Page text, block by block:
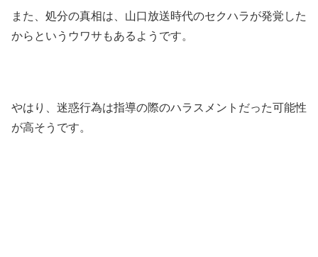
また、処分の真相は、山口放送時代のセクハラが発覚した
からというウワサもあるようです。
やはり、迷惑行為は指導の際のハラスメントだった可能性
が高そうです。